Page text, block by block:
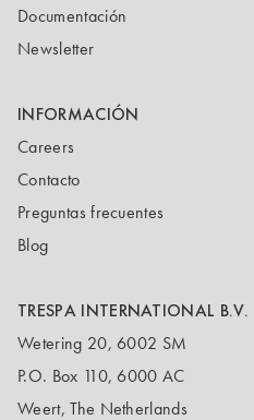
Documentación
Newsletter
INFORMACIÓN
Careers
Contacto
Preguntas frecuentes
Blog
TRESPA INTERNATIONAL B.V.
Wetering 20, 6002 SM
P.O. Box 110, 6000 AC
Weert, The Netherlands